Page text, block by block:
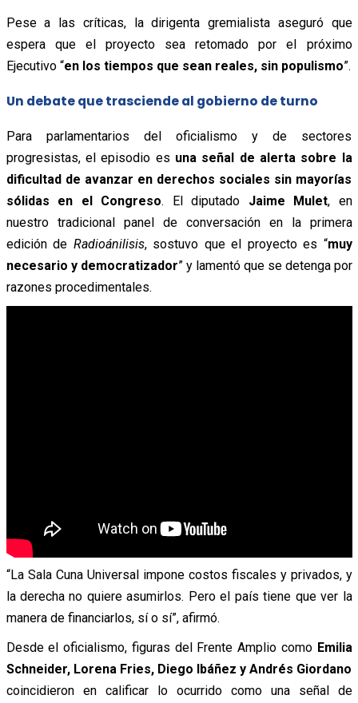
Pese a las críticas, la dirigenta gremialista aseguró que
espera que el proyecto sea retomado por el próximo
Ejecutivo “en los tiempos que sean reales, sin populismo”.
Un debate que trasciende al gobierno de turno
Para parlamentarios del oficialismo y de sectores
progresistas, el episodio es una señal de alerta sobre la
dificultad de avanzar en derechos sociales sin mayorías
sólidas en el Congreso. El diputado Jaime Mulet, en
nuestro tradicional panel de conversación en la primera
edición de Radioánilisis, sostuvo que el proyecto es “muy
necesario y democratizador” y lamentó que se detenga por
razones procedimentales.
“La Sala Cuna Universal impone costos fiscales y privados, y
la derecha no quiere asumirlos. Pero el país tiene que ver la
manera de financiarlos, sí o sí”, afirmó.
Desde el oficialismo, figuras del Frente Amplio como Emilia
Schneider, Lorena Fries, Diego Ibáñez y Andrés Giordano
coincidieron en calificar lo ocurrido como una señal de